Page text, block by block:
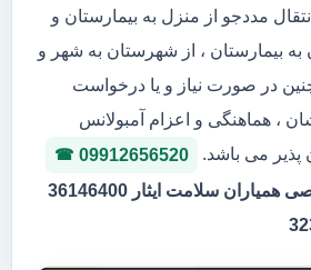
مددجو از منزل به بیمارستان و
به بیمارستان ، از شهرستان به شهر و
در صورت نیاز و یا درخواست
، هماهنگی و اعزام آمبولانس
پذیر می باشد.
09912656520
مرکر آمبولانس خصوصی همیاران سلامت ایثار 36146400